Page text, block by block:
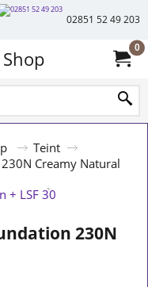
02851 52 49 203
0
Teint
Creamy Natural
230N